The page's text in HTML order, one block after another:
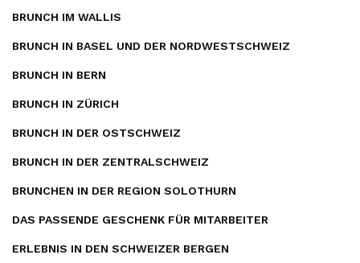
BRUNCH IM WALLIS
BRUNCH IN BASEL UND DER NORDWESTSCHWEIZ
BRUNCH IN BERN
BRUNCH IN ZÜRICH
BRUNCH IN DER OSTSCHWEIZ
BRUNCH IN DER ZENTRALSCHWEIZ
BRUNCHEN IN DER REGION SOLOTHURN
DAS PASSENDE GESCHENK FÜR MITARBEITER
ERLEBNIS IN DEN SCHWEIZER BERGEN